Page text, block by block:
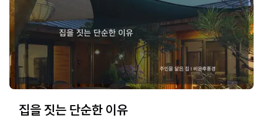
집을 짓는 단순한 이유